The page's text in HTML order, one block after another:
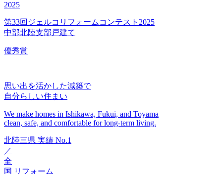
2025
第33回ジェルコリフォームコンテスト2025
中部北陸支部戸建て
優秀賞
思い出を活かした減築で
自分らしい住まい
We make homes in Ishikawa, Fukui, and Toyama
clean, safe, and comfortable for long-term living.
北陸三県 実績 No.1
／
全
国 リフォーム